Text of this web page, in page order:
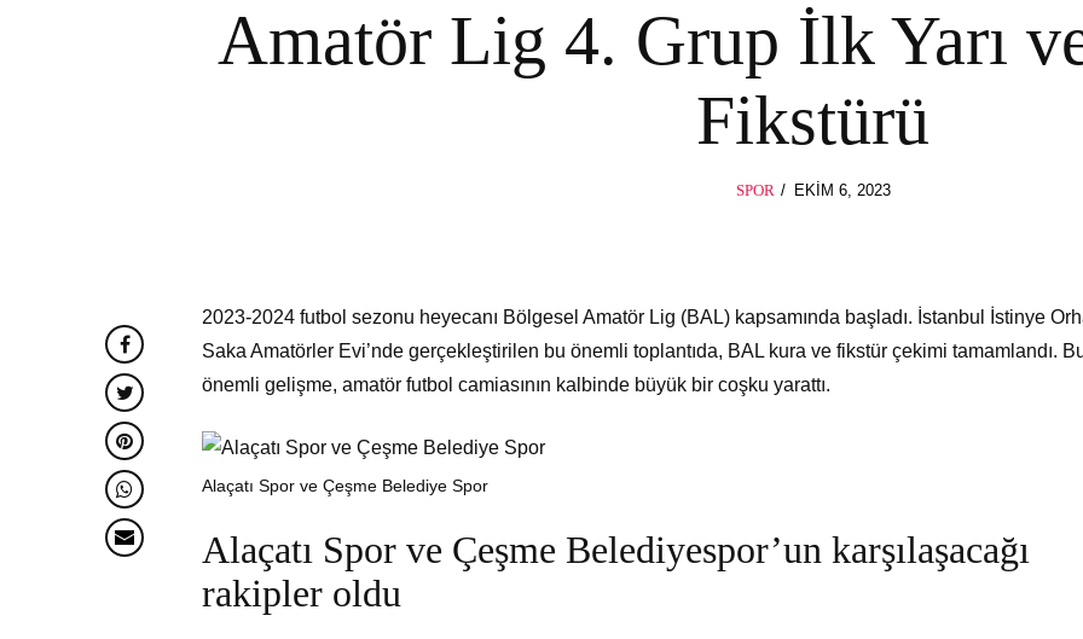
Amatör Lig 4. Grup İlk Yarı
Fikstürü
SPOR
POSTED
EKIM 6, 2023
2023-2024 futbol sezonu heyecanı Bölgesel Amatör Lig (BAL) kapsamında başladı. İstanbul İstinye
Saka Amatörler Evi’nde gerçekleştirilen bu önemli toplantıda, BAL kura ve fikstür çekimi tamamlandı.
önemli gelişme, amatör futbol camiasının kalbinde büyük bir coşku yarattı.
Alaçatı Spor ve Çeşme Belediye Spor
Alaçatı Spor ve Çeşme Belediyespor’un karşılaşacağı
rakipler oldu